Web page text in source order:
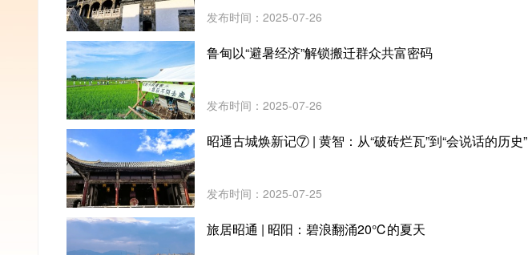
发布时间：2025-07-26
鲁甸以“避暑经济”解锁搬迁群众共富密码
发布时间：2025-07-26
昭通古城焕新记⑦ | 黄智：从“破砖烂瓦”到“会说话的历史”
发布时间：2025-07-25
旅居昭通 | 昭阳：碧浪翻涌20℃的夏天